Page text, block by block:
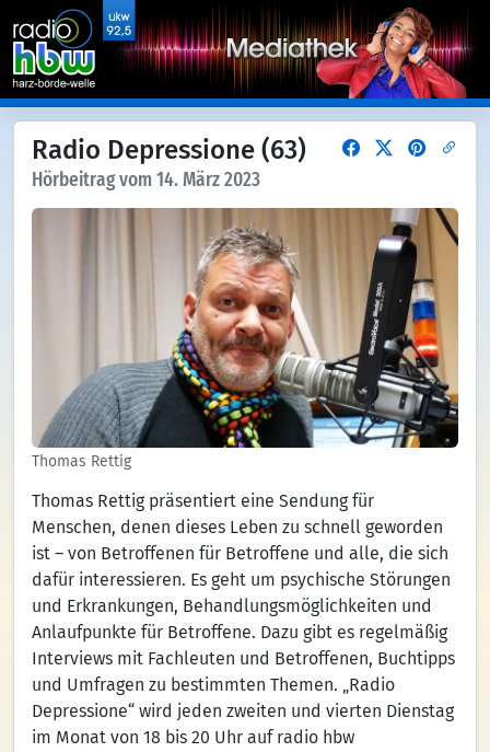
Radio Depressione (63)
Hörbeitrag vom 14. März 2023
Thomas Rettig
Thomas Rettig präsentiert eine Sendung für
Menschen, denen dieses Leben zu schnell geworden
ist – von Betroffenen für Betroffene und alle, die sich
dafür interessieren. Es geht um psychische Störungen
und Erkrankungen, Behandlungsmöglichkeiten und
Anlaufpunkte für Betroffene. Dazu gibt es regelmäßig
Interviews mit Fachleuten und Betroffenen, Buchtipps
und Umfragen zu bestimmten Themen. „Radio
Depressione“ wird jeden zweiten und vierten Dienstag
im Monat von 18 bis 20 Uhr auf radio hbw